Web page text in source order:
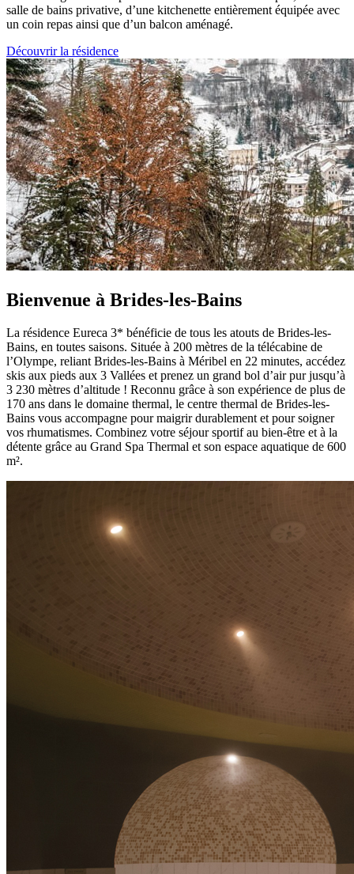
salle de bains privative, d’une kitchenette entièrement équipée avec
un coin repas ainsi que d’un balcon aménagé.
Découvrir la résidence
Bienvenue à Brides-les-Bains
La résidence Eureca 3* bénéficie de tous les atouts de Brides-les-
Bains, en toutes saisons. Située à 200 mètres de la télécabine de
l’Olympe, reliant Brides-les-Bains à Méribel en 22 minutes, accédez
skis aux pieds aux 3 Vallées et prenez un grand bol d’air pur jusqu’à
3 230 mètres d’altitude ! Reconnu grâce à son expérience de plus de
170 ans dans le domaine thermal, le centre thermal de Brides-les-
Bains vous accompagne pour maigrir durablement et pour soigner
vos rhumatismes. Combinez votre séjour sportif au bien-être et à la
détente grâce au Grand Spa Thermal et son espace aquatique de 600
m².